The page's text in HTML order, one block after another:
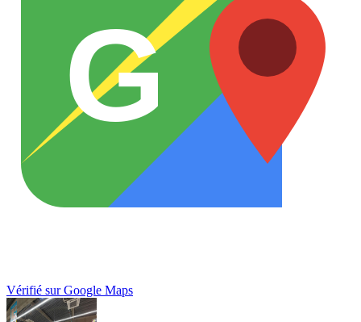
G
Vérifié sur Google Maps